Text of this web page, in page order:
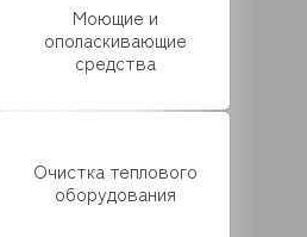
Моющие и
ополаскивающие
средства
Очистка теплового
оборудования